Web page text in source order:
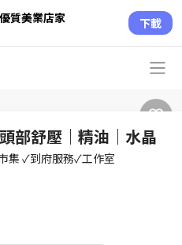
質美業店家 下載
部舒壓｜精油｜水晶
集 ✓到府服務✓工作室